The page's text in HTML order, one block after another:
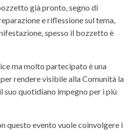
già pronto, segno di
e riflessione sul tema,
spesso il bozzetto è
ma molto partecipato è una
rendere visibile alla Comunità la
suo quotidiano impegno per i più
questo evento vuole coinvolgere i